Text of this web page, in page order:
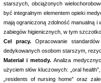
starszych, obciążonych
być integralnym elementem opieki
mają ograniczoną zdolność manualną
zabiegów higienicznych, w tym
Cel pracy.Opracowanie
dedykowanych osobom starszym,
Materiał i metody. Analiza
użyciem słów kluczowych: „oral
„residents of nursing home” oraz